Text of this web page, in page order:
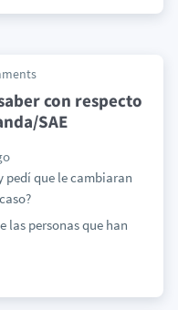
con respecto
SAE
pedí que le cambiaran
las personas que han